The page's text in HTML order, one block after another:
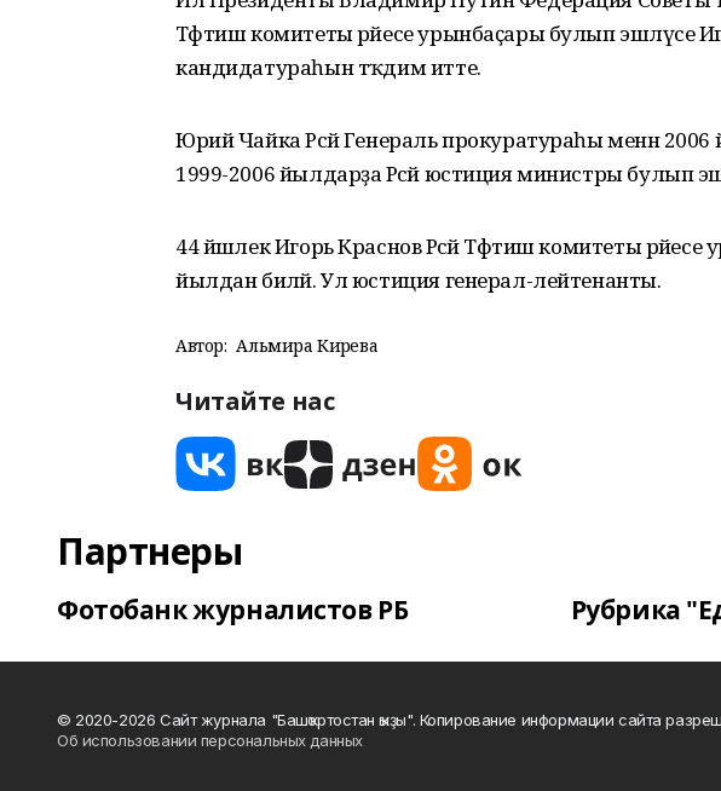
Тәфтиш комитеты рәйесе урынбаҫары булып эшләүсе
кандидатураһын тәҡдим итте.
Юрий Чайка Рәсәй Генераль прокуратураһы менән
1999-2006 йылдарҙа Рәсәй юстиция министры булып
44 йәшлек Игорь Краснов Рәсәй Тәфтиш комитеты
йылдан биләй. Ул юстиция генерал-лейтенанты.
Автор: Альмира Кирәева
Читайте нас
Партнеры
Фотобанк журналистов РБ Рубрика
© 2020-2026 Сайт журнала "Башҡортостан ҡыҙы". Копирование информации сайта
Об использовании персональных данных